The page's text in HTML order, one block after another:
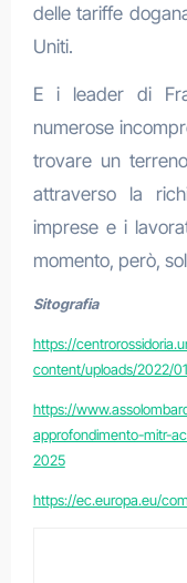
delle tariffe
Uniti.
E i leader di
numerose
trovare un
attraverso la
imprese e i
momento, però,
Sitografia
https://
content/uploads/2022/
https://
approfondimento-mitr-
2025
https://ec.europa.eu/